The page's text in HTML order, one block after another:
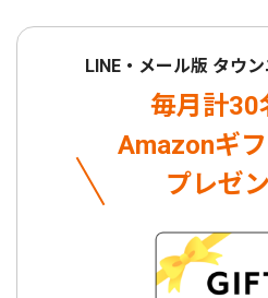
LINE・メール版 タウ
毎月計30
Amazonギ
プレゼ